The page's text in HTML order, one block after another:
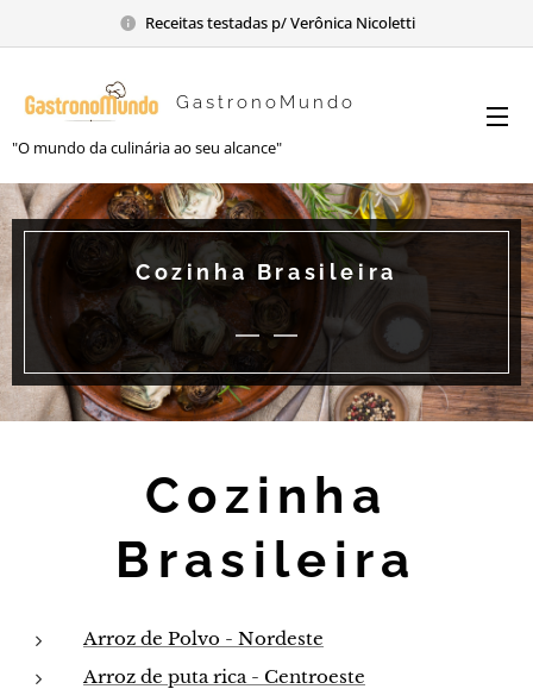
Receitas testadas p/ Verônica Nicoletti
GastronoMundo
"O mundo da culinária ao seu alcance"
Cozinha Brasileira
Cozinha
Brasileira
Arroz de Polvo - Nordeste
Arroz de puta rica - Centroeste